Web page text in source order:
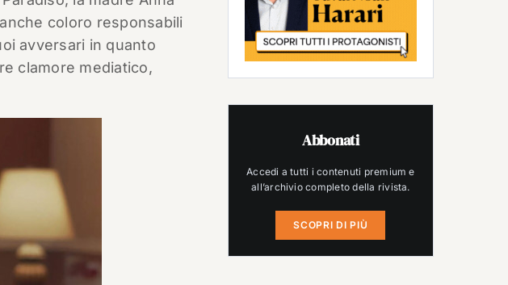
coloro responsabili
avversari in quanto
clamore mediatico,
Abbonati
Accedi a tutti i contenuti premium e
all’archivio completo della rivista.
SCOPRI DI PIÙ